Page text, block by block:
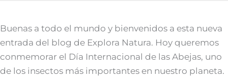
Buenas a todo el mundo y bienvenidos a esta nueva
entrada del blog de Explora Natura. Hoy queremos
conmemorar el Día Internacional de las Abejas, uno
de los insectos más importantes en nuestro planeta.